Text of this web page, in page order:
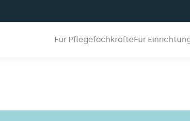
Für PflegefachkräfteFür